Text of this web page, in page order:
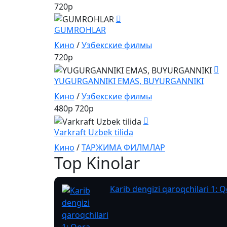
720p
GUMROHLAR
Кино /Узбекские филмы
720p
YUGURGANNIKI EMAS, BUYURGANNIKI
Кино /Узбекские филмы
480p 720p
Varkraft Uzbek tilida
Кино /ТАРЖИМА ФИЛМЛАР
Top Kinolar
Karib dengizi qaroqchilari 1: